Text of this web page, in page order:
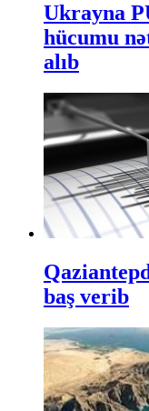
Ukrayna
hücumu
alıb
baş verib